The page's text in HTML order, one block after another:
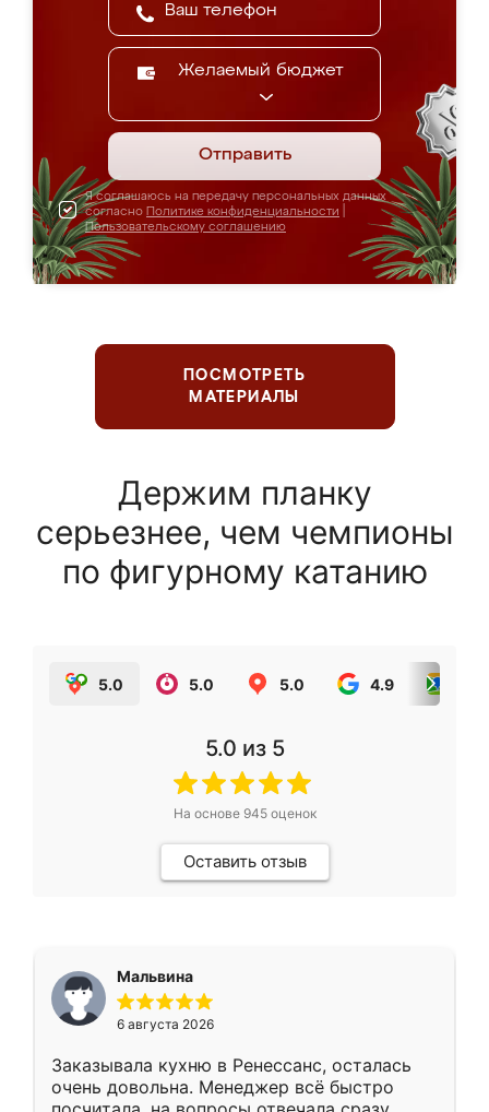
Желаемый бюджет
Отправить
Я соглашаюсь на передачу персональных данных
согласно Политике конфиденциальности
Пользовательскому соглашению
ПОСМОТРЕТЬ
МАТЕРИАЛЫ
Держим планку
серьезнее, чем чемпионы
по фигурному катанию
5.0 5.0 5.0 4.9
5.0 из 5
На основе 945оценок
Оставить отзыв
Мальвина
6 августа 2026
Заказывала кухню в Ренессанс, осталась
очень довольна. Менеджер всё быстро